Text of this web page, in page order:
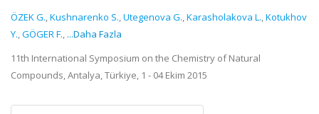
ÖZEK G.,Kushnarenko S.,Utegenova G.,Karasholakova L.,Kotukhov
Y.,GÖGER F., ...Daha Fazla
11th International Symposium on the Chemistry of Natural
Compounds, Antalya, Türkiye, 1 - 04 Ekim 2015